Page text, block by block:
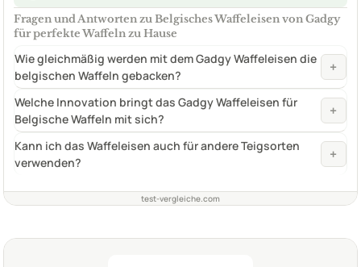
Fragen und Antworten zu Belgisches Waffeleisen von Gadgy
für perfekte Waffeln zu Hause
Wie gleichmäßig werden mit dem Gadgy Waffeleisen die
belgischen Waffeln gebacken?
+
Welche Innovation bringt das Gadgy Waffeleisen für
Belgische Waffeln mit sich?
+
Kann ich das Waffeleisen auch für andere Teigsorten
verwenden?
+
test-vergleiche.com